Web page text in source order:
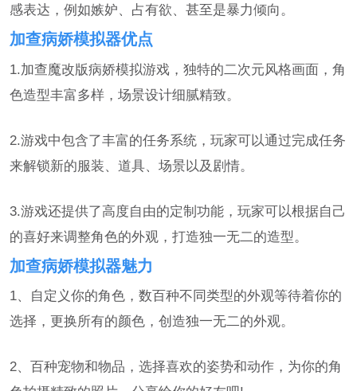
感表达，例如嫉妒、占有欲、甚至是暴力倾向。
加查病娇模拟器优点
1.加查魔改版病娇模拟游戏，独特的二次元风格画面，角
色造型丰富多样，场景设计细腻精致。
2.游戏中包含了丰富的任务系统，玩家可以通过完成任务
来解锁新的服装、道具、场景以及剧情。
3.游戏还提供了高度自由的定制功能，玩家可以根据自己
的喜好来调整角色的外观，打造独一无二的造型。
加查病娇模拟器魅力
1、自定义你的角色，数百种不同类型的外观等待着你的
选择，更换所有的颜色，创造独一无二的外观。
2、百种宠物和物品，选择喜欢的姿势和动作，为你的角